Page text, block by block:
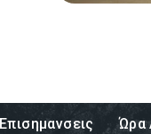
Επισημανσεις Ώρα